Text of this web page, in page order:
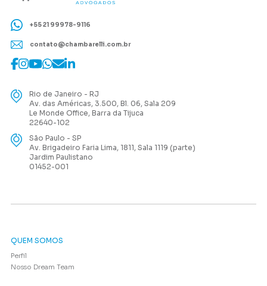
+55 21 99978-9116
contato@chambarelli.com.br
Rio de Janeiro - RJ
Av. das Américas, 3.500, Bl. 06, Sala 209
Le Monde Office, Barra da Tijuca
22640-102
São Paulo - SP
Av. Brigadeiro Faria Lima, 1811, Sala 1119 (parte)
Jardim Paulistano
01452-001
QUEM SOMOS
Perfil
Nosso Dream Team